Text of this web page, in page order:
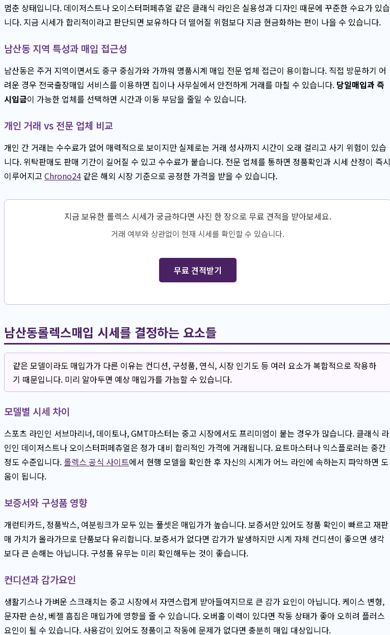
멈춘 상태입니다. 데이저스트나 오이스터퍼페츄얼 같은 클래식 라인은 실용성과 디자인 때문에 꾸준한 수요가 있습
니다. 지금 시세가 합리적이라고 판단되면 보유하다 더 떨어질 위험보다 지금 현금화하는 편이 나을 수 있습니다.
남산동 지역 특성과 매입 접근성
남산동은 주거 지역이면서도 중구 중심가와 가까워 명품시계 매입 전문 업체 접근이 용이합니다. 직접 방문하기 어
려운 경우 전국출장매입 서비스를 이용하면 집이나 사무실에서 안전하게 거래를 마칠 수 있습니다. 당일매입과 즉
시입금이 가능한 업체를 선택하면 시간과 이동 부담을 줄일 수 있습니다.
개인 거래 vs 전문 업체 비교
개인 간 거래는 수수료가 없어 매력적으로 보이지만 실제로는 거래 성사까지 시간이 오래 걸리고 사기 위험이 있습
니다. 위탁판매도 판매 기간이 길어질 수 있고 수수료가 붙습니다. 전문 업체를 통하면 정품확인과 시세 산정이 즉시
이루어지고 Chrono24 같은 해외 시장 기준으로 공정한 가격을 받을 수 있습니다.
지금 보유한 롤렉스 시세가 궁금하다면 사진 한 장으로 무료 견적을 받아보세요.
거래 여부와 상관없이 현재 시세를 확인할 수 있습니다.
무료 견적받기
남산동롤렉스매입 시세를 결정하는 요소들
같은 모델이라도 매입가가 다른 이유는 컨디션, 구성품, 연식, 시장 인기도 등 여러 요소가 복합적으로 작용하
기 때문입니다. 미리 알아두면 예상 매입가를 가늠할 수 있습니다.
모델별 시세 차이
스포츠 라인인 서브마리너, 데이토나, GMT마스터는 중고 시장에서도 프리미엄이 붙는 경우가 많습니다. 클래식 라
인인 데이저스트나 오이스터퍼페츄얼은 정가 대비 합리적인 가격에 거래됩니다. 요트마스터나 익스플로러는 중간
정도 수준입니다. 롤렉스 공식 사이트에서 현행 모델을 확인한 후 자신의 시계가 어느 라인에 속하는지 파악하면 도
움이 됩니다.
보증서와 구성품 영향
개런티카드, 정품박스, 여분링크가 모두 있는 풀셋은 매입가가 높습니다. 보증서만 있어도 정품 확인이 빠르고 재판
매 가치가 올라가므로 단품보다 유리합니다. 보증서가 없다면 감가가 발생하지만 시계 자체 컨디션이 좋으면 생각
보다 큰 손해는 아닙니다. 구성품 유무는 미리 확인해두는 것이 좋습니다.
컨디션과 감가요인
생활기스나 가벼운 스크래치는 중고 시장에서 자연스럽게 받아들여지므로 큰 감가 요인이 아닙니다. 케이스 변형,
문자판 손상, 베젤 흠집은 매입가에 영향을 줄 수 있습니다. 오버홀 이력이 있다면 작동 상태가 좋아 오히려 플러스
요인이 될 수 있습니다. 사용감이 있어도 정품이고 작동에 문제가 없다면 충분히 매입 대상입니다.